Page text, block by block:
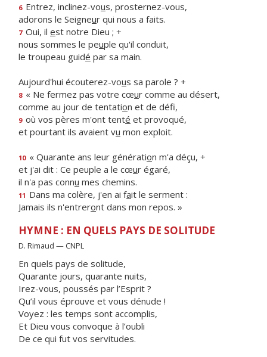
6 Entrez, inclinez-vous, prosternez-vous,
adorons le Seigneur qui nous a faits.
7 Oui, il est notre Dieu ; +
nous sommes le peuple qu'il conduit,
le troupeau guidé par sa main.
Aujourd'hui écouterez-vous sa parole ? +
8 « Ne fermez pas votre cœur comme au désert,
comme au jour de tentation et de défi,
9 où vos pères m'ont tenté et provoqué,
et pourtant ils avaient vu mon exploit.
10 « Quarante ans leur génération m'a déçu, +
et j'ai dit : Ce peuple a le cœur égaré,
il n'a pas connu mes chemins.
11 Dans ma colère, j'en ai fait le serment :
Jamais ils n'entreront dans mon repos. »
HYMNE : EN QUELS PAYS DE SOLITUDE
D. Rimaud — CNPL
En quels pays de solitude,
Quarante jours, quarante nuits,
Irez-vous, poussés par l’Esprit ?
Qu’il vous éprouve et vous dénude !
Voyez : les temps sont accomplis,
Et Dieu vous convoque à l’oubli
De ce qui fut vos servitudes.